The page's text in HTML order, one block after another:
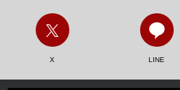
X LINE